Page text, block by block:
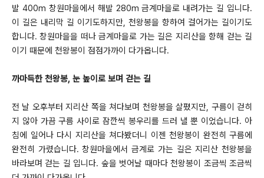
발 400m 창원마을에서 해발 280m 금계마을로 내려가는 길 입니다.
이 길은 내리막 길 이기도하지만, 천왕봉을 향하여 걸어가는 길이기도
합니다. 창원마을을 떠나 금계마을로 가는 길은 지리산을 향해 걷는 길
이기 때문에 천왕봉이 점점가까이 다가옵니다.
까마득한 천왕봉, 눈 높이로 보며 걷는 길
전 날 오후부터 지리산 쪽을 쳐다보며 천왕봉을 살폈지만, 구름이 걷히
지 않아 가끔 구름 사이로 잠깐씩 봉우리를 드러 낼 뿐 이었습니다. 아
침에 일어나 다시 지리산을 쳐다봤더니 이젠 천왕봉이 완전히 구름에
완전히 가렸습니다. 창원마을에서 금계로 가는 길은 지리산 천왕봉을
바라보며 걷는 길 입니다. 숲을 벗어날 때마다 천왕봉이 조금씩 조금씩